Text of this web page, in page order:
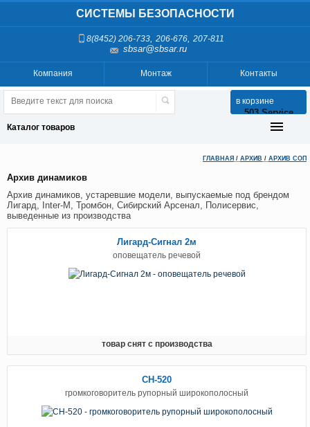
СИСТЕМЫ БЕЗОПАСНОСТИ
8(8452) 206-733, 206-676, 207-811
sbsar@sbsar.ru
Контакты
Монтаж
Компания
в корзине
503 Service
Temporarily
Unavailable
nginx-
Каталог товаров
ГЛАВНАЯ / АРХИВ / АРХИВ СОП
Архив динамиков
Архив динамиков, устаревшие модели, выпускаемые под брендом
Лигард, Inter-M, Тромбон, Сибирский Арсенал, Полисервис,
выведенные из производства
Лигард-Сигнал 2м
оповещатель речевой
товар снят с производства
CH-520
громкоговоритель рупорный широкополосный